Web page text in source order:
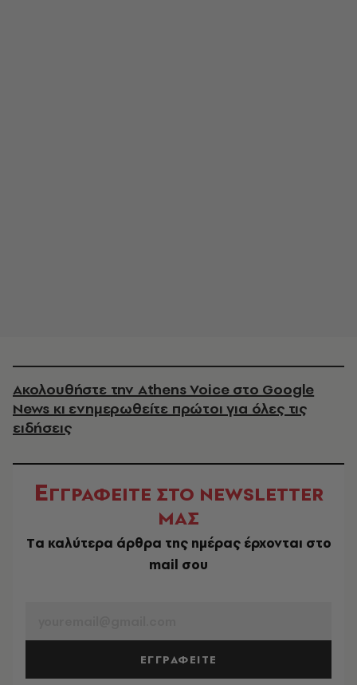
Ακολουθήστε την Athens Voice στο Google
News κι ενημερωθείτε πρώτοι για όλες τις
ειδήσεις
ΕΓΓΡΑΦΕΙΤΕ ΣΤΟ NEWSLETTER
ΜΑΣ
Tα καλύτερα άρθρα της ημέρας έρχονται στο
mail σου
ΕΓΓΡΑΦΕΙΤΕ